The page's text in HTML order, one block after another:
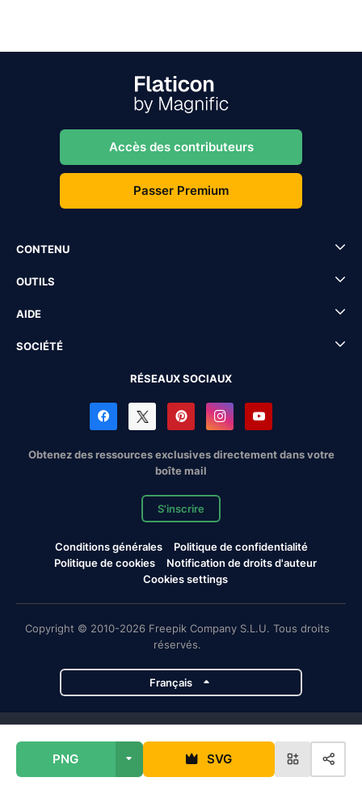
PNG SVG
Accès des contributeurs
Passer Premium
CONTENU
OUTILS
AIDE
SOCIÉTÉ
RÉSEAUX SOCIAUX
Obtenez des ressources exclusives directement dans votre
boîte mail
S'inscrire
Conditions générales
Politique de confidentialité
Politique de cookies
Notification de droits d'auteur
Cookies settings
Copyright © 2010-2026 Freepik Company S.L.U. Tous droits
réservés.
Français